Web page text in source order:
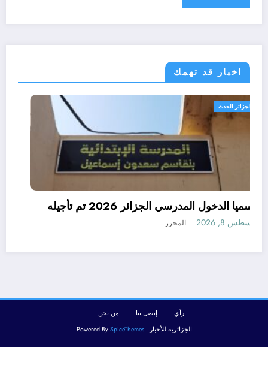
اخبار قد تهمك
الجزائر الحدث
رسميا الدخول المدرسي الجزائر 2026 تم تأجيله
أغسطس 8, 2026 المحرر
رأي إتصل بنا
من نحن
الجزائرية للأخبار | Powered BySpiceThemes